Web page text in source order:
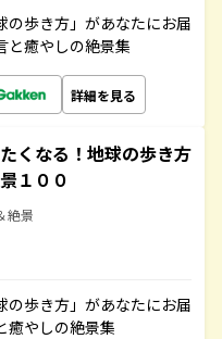
の歩き方」があなたにお届
と癒やしの絶景集
詳細を見る
くなる！地球の歩き方
１００
絶景
の歩き方」があなたにお届
癒やしの絶景集